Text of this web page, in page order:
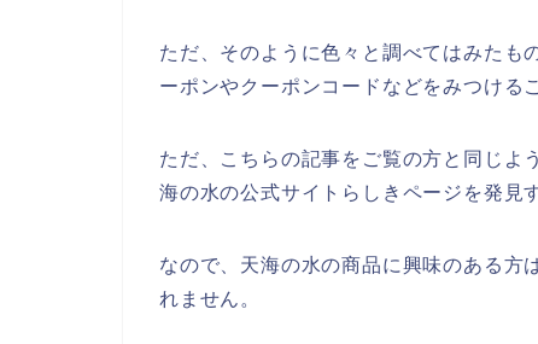
ただ、そのように色々と調べてはみたも
ーポンやクーポンコードなどをみつける
ただ、こちらの記事をご覧の方と同じよ
海の水の公式サイトらしきページを発見
なので、天海の水の商品に興味のある方
れません。